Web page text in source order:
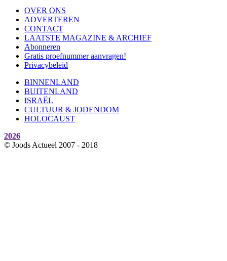
OVER ONS
ADVERTEREN
CONTACT
LAATSTE MAGAZINE & ARCHIEF
Abonneren
Gratis proefnummer aanvragen!
Privacybeleid
BINNENLAND
BUITENLAND
ISRAËL
CULTUUR & JODENDOM
HOLOCAUST
2026
© Joods Actueel 2007 - 2018